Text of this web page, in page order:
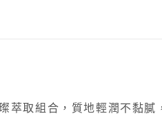
萃取組合，質地輕潤不黏